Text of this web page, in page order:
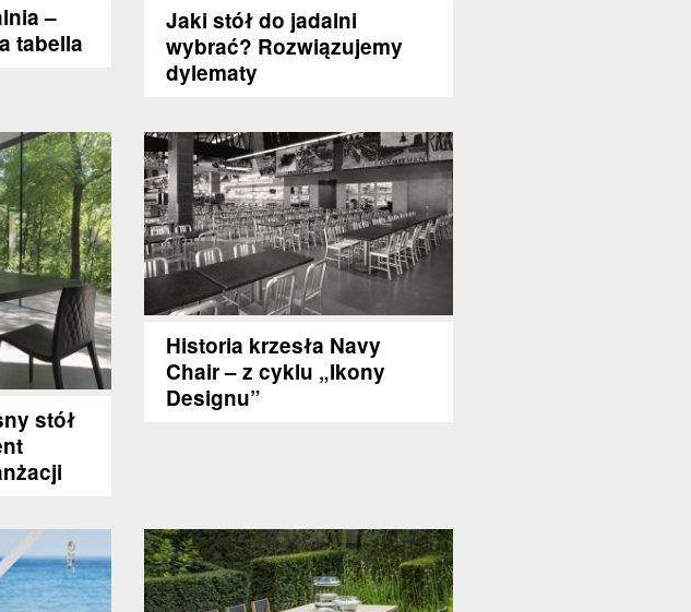
–
tabella
Jaki stół do jadalni
wybrać? Rozwiązujemy
dylematy
stół
Historia krzesła Navy
Chair – z cyklu „Ikony
Designu”